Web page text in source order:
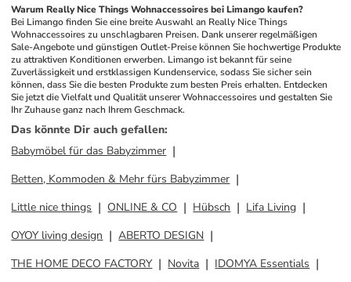
Warum Really Nice Things Wohnaccessoires bei Limango kaufen?
Bei Limango finden Sie eine breite Auswahl an Really Nice Things
Wohnaccessoires zu unschlagbaren Preisen. Dank unserer regelmäßigen
Sale-Angebote und günstigen Outlet-Preise können Sie hochwertige Produkte
zu attraktiven Konditionen erwerben. Limango ist bekannt für seine
Zuverlässigkeit und erstklassigen Kundenservice, sodass Sie sicher sein
können, dass Sie die besten Produkte zum besten Preis erhalten. Entdecken
Sie jetzt die Vielfalt und Qualität unserer Wohnaccessoires und gestalten Sie
Ihr Zuhause ganz nach Ihrem Geschmack.
Das könnte Dir auch gefallen:
Babymöbel für das Babyzimmer
Betten, Kommoden & Mehr fürs Babyzimmer
Little nice things
ONLINE & CO Hübsch
Lifa Living
OYOY living design
ABERTO DESIGN
THE HOME DECO FACTORY
Novita
IDOMYA Essentials